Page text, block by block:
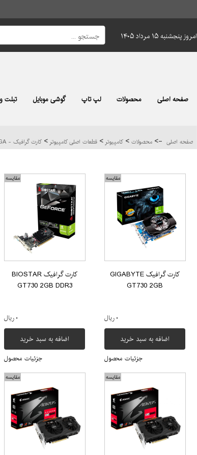
امروز پنجشنبه ۱۵ مرداد ۱۴۰۵
صفحه اصلی محصولات لپ تاپ گوشی موبایل تبلت
صفحه اصلی -> محصولات > کامپیوتر > قطعات اصلی کامپیوتر > کارت گرافیک - VGA
مقایسه
کارت گرافیک GIGABYTE
GT730 2GB
۰ ریال
اضافه به سبد خرید
جزئیات محصول
مقایسه
کارت گرافیک BIOSTAR
GT730 2GB DDR3
۰ ریال
اضافه به سبد خرید
جزئیات محصول
مقایسه مقایسه